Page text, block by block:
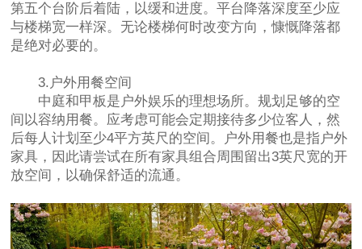
第五个台阶后着陆，以缓和进度。平台降落深度至少应
与楼梯宽一样深。无论楼梯何时改变方向，慷慨降落都
是绝对必要的。
3.户外用餐空间
中庭和甲板是户外娱乐的理想场所。规划足够的空
间以容纳用餐。应考虑可能会定期接待多少位客人，然
后每人计划至少4平方英尺的空间。户外用餐也是指户外
家具，因此请尝试在所有家具组合周围留出3英尺宽的开
放空间，以确保舒适的流通。